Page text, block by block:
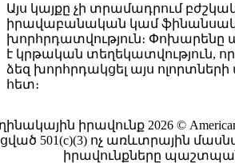
Այս կայքը չի տրամադրում
իրավաբանական կամ
խորհրդատվություն։ Փոխարենը
է կրթական տեղեկատվություն,
ձեզ խորհրդակցել այս
հետ։
իրավունք 2026 © American
501(c)(3) ոչ առևտրային
իրավունքները